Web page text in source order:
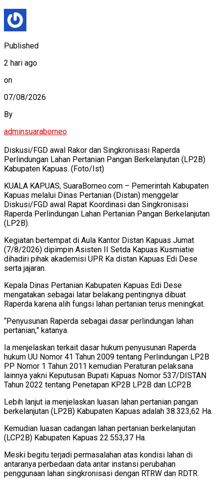
Published
2 hari ago
on
07/08/2026
By
adminsuaraborneo
Diskusi/FGD awal Rakor dan Singkronisasi Raperda
Perlindungan Lahan Pertanian Pangan Berkelanjutan (LP2B)
Kabupaten Kapuas. (Foto/Ist)
KUALA KAPUAS, SuaraBorneo.com – Pemerintah Kabupaten
Kapuas melalui Dinas Pertanian (Distan) menggelar
Diskusi/FGD awal Rapat Koordinasi dan Singkronisasi
Raperda Perlindungan Lahan Pertanian Pangan Berkelanjutan
(LP2B).
Kegiatan bertempat di Aula Kantor Distan Kapuas Jumat
(7/8/2026) dipimpin Asisten II Setda Kapuas Kusmiatie
dihadiri pihak akademisi UPR Ka distan Kapuas Edi Dese
serta jajaran.
Kepala Dinas Pertanian Kabupaten Kapuas Edi Dese
mengatakan sebagai latar belakang pentingnya dibuat
Raperda karena alih fungsi lahan pertanian terus meningkat.
“Penyusunan Raperda sebagai dasar perlindungan lahan
pertanian,” katanya.
Ia menjelaskan terkait dasar hukum penyusunan Raperda
hukum UU Nomor 41 Tahun 2009 tentang Perlindungan LP2B
PP Nomor 1 Tahun 2011 kemudian Peraturan pelaksana
lainnya yakni Keputusan Bupati Kapuas Nomor 537/DISTAN
Tahun 2022 tentang Penetapan KP2B LP2B dan LCP2B.
Lebih lanjut ia menjelaskan luasan lahan pertanian pangan
berkelanjutan (LP2B) Kabupaten Kapuas adalah 38.323,62 Ha.
Kemudian luasan cadangan lahan pertanian berkelanjutan
(LCP2B) Kabupaten Kapuas 22.553,37 Ha.
Meski begitu terjadi permasalahan atas kondisi lahan di
antaranya perbedaan data antar instansi perubahan
penggunaan lahan singkronisasi dengan RTRW dan RDTR.